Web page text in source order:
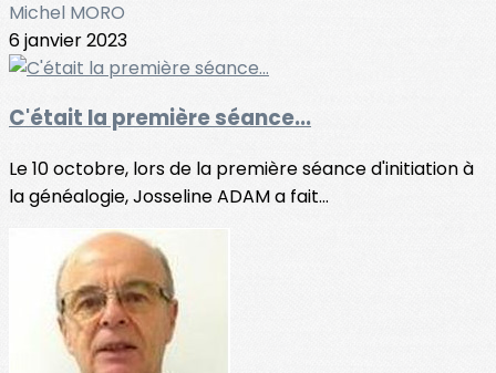
Michel MORO
6 janvier 2023
C'était la première séance...
Le 10 octobre, lors de la première séance d'initiation à
la généalogie, Josseline ADAM a fait...